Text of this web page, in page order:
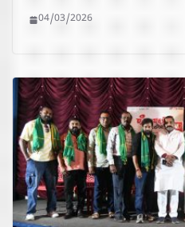
04/03/2026